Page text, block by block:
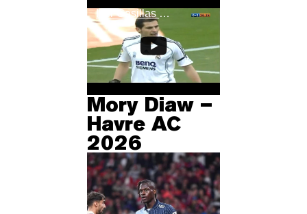
Iker Casillas Vs Celta Vigo (Away) 2006/07
Mory Diaw –
Havre AC
2026